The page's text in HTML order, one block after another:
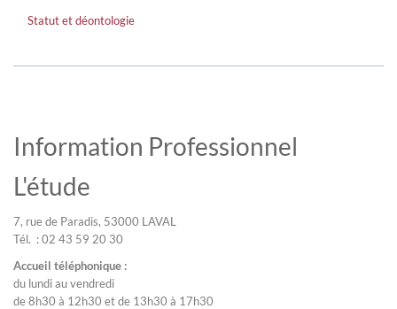
Statut et déontologie
Information Professionnel
L'étude
7, rue de Paradis, 53000 LAVAL
Tél. : 02 43 59 20 30
Accueil téléphonique :
du lundi au vendredi
de 8h30 à 12h30 et de 13h30 à 17h30